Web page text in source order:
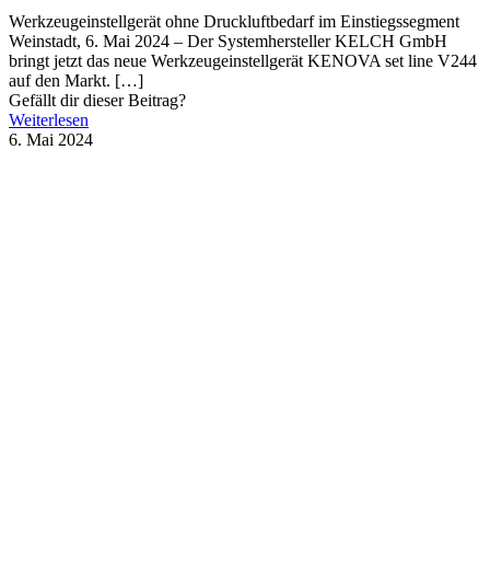
Werkzeugeinstellgerät ohne Druckluftbedarf im Einstiegssegment
Weinstadt, 6. Mai 2024 – Der Systemhersteller KELCH GmbH
bringt jetzt das neue Werkzeugeinstellgerät KENOVA set line V244
auf den Markt. […]
Gefällt dir dieser Beitrag?
Weiterlesen
6. Mai 2024